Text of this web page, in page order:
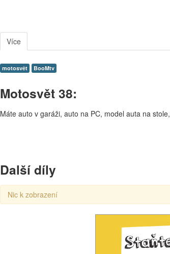
00:00
Více
motosvět BooMtv
Motosvět 38:
Máte auto v garáži, auto na PC, model auta na
Další díly
Nic k zobrazení